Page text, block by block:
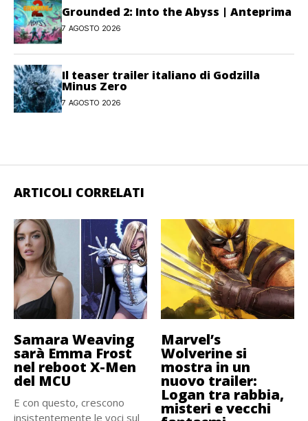
Grounded 2: Into the Abyss | Anteprima
7 AGOSTO 2026
Il teaser trailer italiano di Godzilla
Minus Zero
7 AGOSTO 2026
ARTICOLI CORRELATI
Samara Weaving
sarà Emma Frost
nel reboot X-Men
del MCU
E con questo, crescono
insistentemente le voci sul
Marvel’s
Wolverine si
mostra in un
nuovo trailer:
Logan tra rabbia,
misteri e vecchi